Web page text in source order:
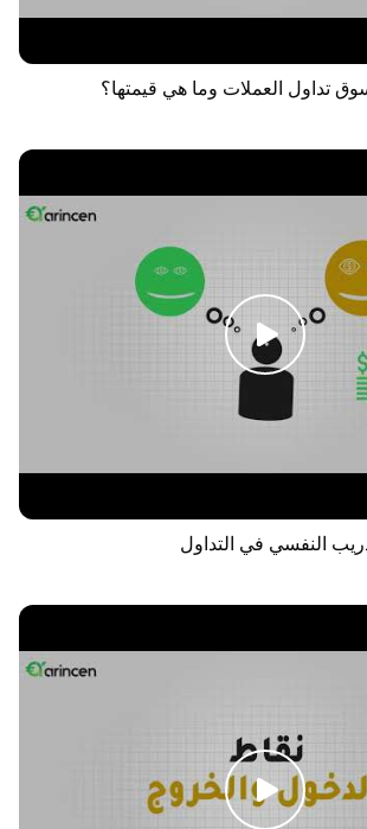
تداول العملات وما هي قيمتها؟
النفسي في التداول